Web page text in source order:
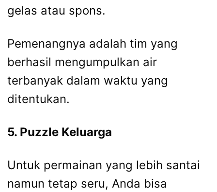
gelas atau spons.
Pemenangnya adalah tim yang
berhasil mengumpulkan air
terbanyak dalam waktu yang
ditentukan.
5. Puzzle Keluarga
Untuk permainan yang lebih santai
namun tetap seru, Anda bisa